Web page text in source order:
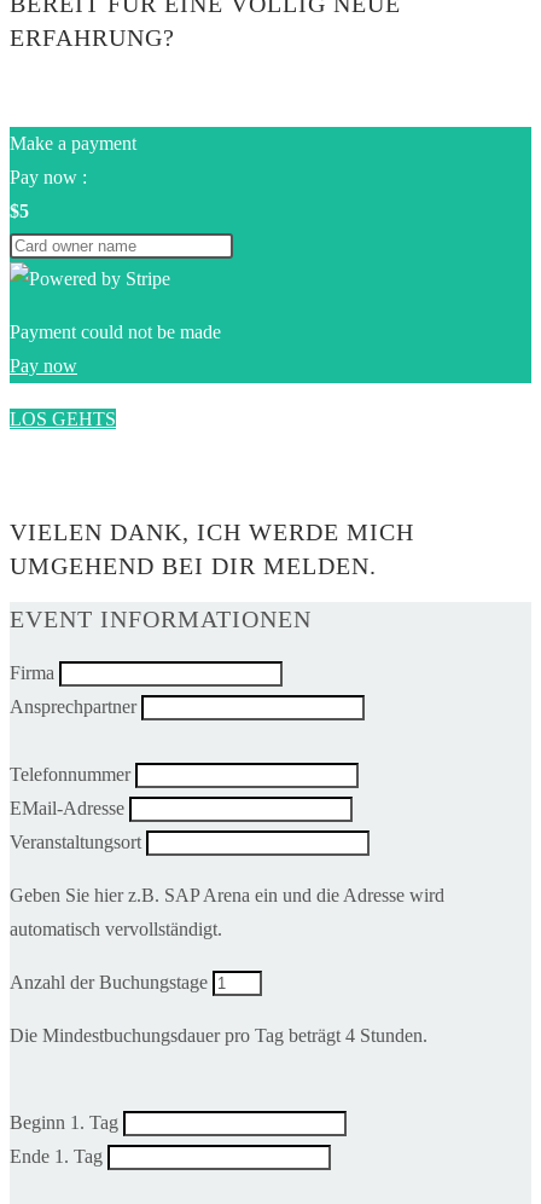
ERFAHRUNG?
Make a payment
Pay now :
$5
Payment could not be made
Pay now
LOS GEHTS
VIELEN DANK, ICH WERDE MICH
UMGEHEND BEI DIR MELDEN.
EVENT INFORMATIONEN
Firma
Ansprechpartner
Telefonnummer
EMail-Adresse
Veranstaltungsort
Geben Sie hier z.B. SAP Arena ein und die Adresse wird
automatisch vervollständigt.
Anzahl der Buchungstage
Die Mindestbuchungsdauer pro Tag beträgt 4 Stunden.
Beginn 1. Tag
Ende 1. Tag